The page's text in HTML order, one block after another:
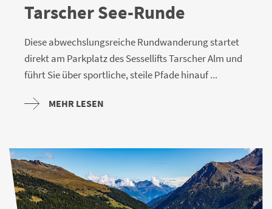
Tarscher See-Runde
Diese abwechslungsreiche Rundwanderung startet
direkt am Parkplatz des Sessellifts Tarscher Alm und
führt Sie über sportliche, steile Pfade hinauf ...
MEHR LESEN